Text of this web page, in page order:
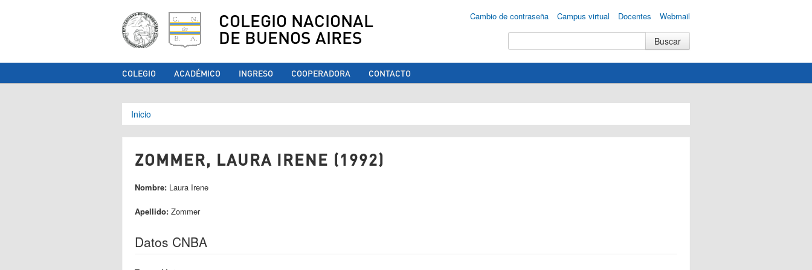
COLEGIO NACIONAL
DE BUENOS AIRES
Cambio de contraseña Campus virtual Docentes Webmail
COLEGIO ACADÉMICO INGRESO COOPERADORA CONTACTO
Se encuentra usted aquí
Inicio
ZOMMER, LAURA IRENE (1992)
Nombre: Laura Irene
Apellido: Zommer
Datos CNBA